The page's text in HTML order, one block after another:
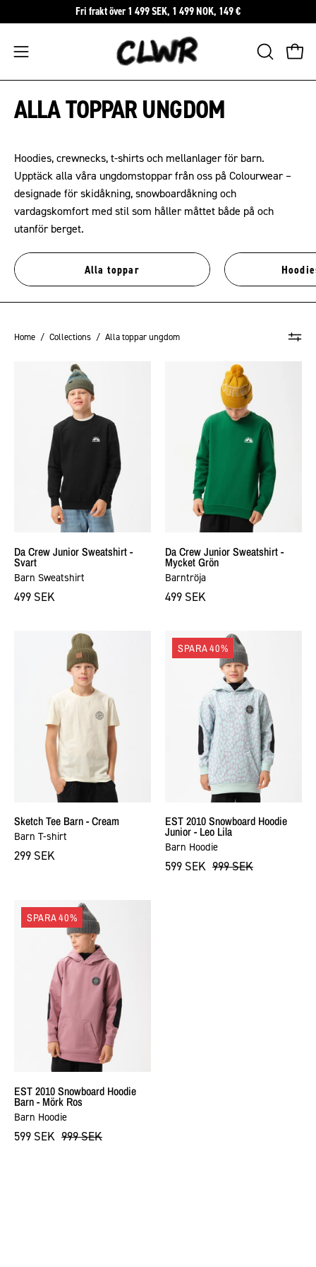
till
innehåll
Fri frakt över 1 499 SEK, 1 499 NOK, 149 €
Öppna
navigeringsmenyn
ÖPPNA
ALLA TOPPAR UNGDOM
Hoodies, crewnecks, t-shirts och mellanlager för barn.
Upptäck alla våra ungdomstoppar från oss på Colourwear –
designade för skidåkning, snowboardåkning och
vardagskomfort med stil som håller måttet både på och
utanför berget.
Alla toppar
Home / Collections / Alla toppar ungdom
Da
Crew
Junior
Sweatshirt
Da Crew Junior Sweatshirt -
Svart
Barn Sweatshirt
499 SEK
Da
Crew
Junior
Sweatshirt
Mycket
Da Crew Junior Sweatshirt -
Mycket Grön
Barntröja
499 SEK
Sketch
Tee
Barn
-
Cream
Sketch Tee Barn - Cream
Barn T-shirt
299 SEK
EST
2010
Snowboard
Hoodie
Junior
-
Leo
Lila
SPARA 40%
EST 2010 Snowboard Hoodie
Junior - Leo Lila
Barn Hoodie
599 SEK 999 SEK
EST
2010
Snowboard
Hoodie
Barn
Mörk
Ros
SPARA 40%
EST 2010 Snowboard Hoodie
Barn - Mörk Ros
Barn Hoodie
599 SEK 999 SEK